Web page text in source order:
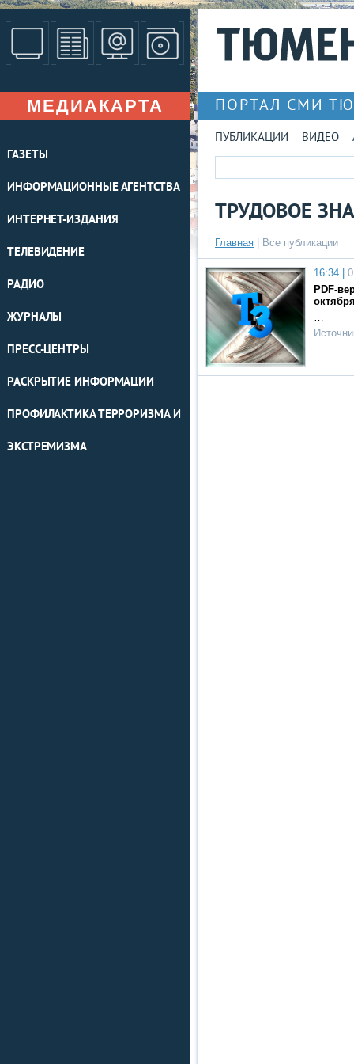
МЕДИАКАРТА
ГАЗЕТЫ
ИНФОРМАЦИОННЫЕ АГЕНТСТВА
ИНТЕРНЕТ-ИЗДАНИЯ
ТЕЛЕВИДЕНИЕ
РАДИО
ЖУРНАЛЫ
ПРЕСС-ЦЕНТРЫ
РАСКРЫТИЕ ИНФОРМАЦИИ
ПРОФИЛАКТИКА ТЕРРОРИЗМА И
ЭКСТРЕМИЗМА
ПОРТАЛ СМИ
ПУБЛИКАЦИИ ВИДЕО
ТРУДОВОЕ
Главная Все публикации
16:34 |
PDF-
…